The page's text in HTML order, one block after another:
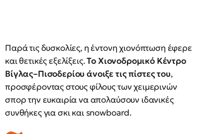
Παρά τις δυσκολίες, η έντονη χιονόπτωση έφερε
και θετικές εξελίξεις.Το Χιονοδρομικό Κέντρο
Βίγλας–Πισοδερίου άνοιξε τις πίστες του,
προσφέροντας στους φίλους των χειμερινών
σπορ την ευκαιρία να απολαύσουν ιδανικές
συνθήκες για σκι και snowboard.